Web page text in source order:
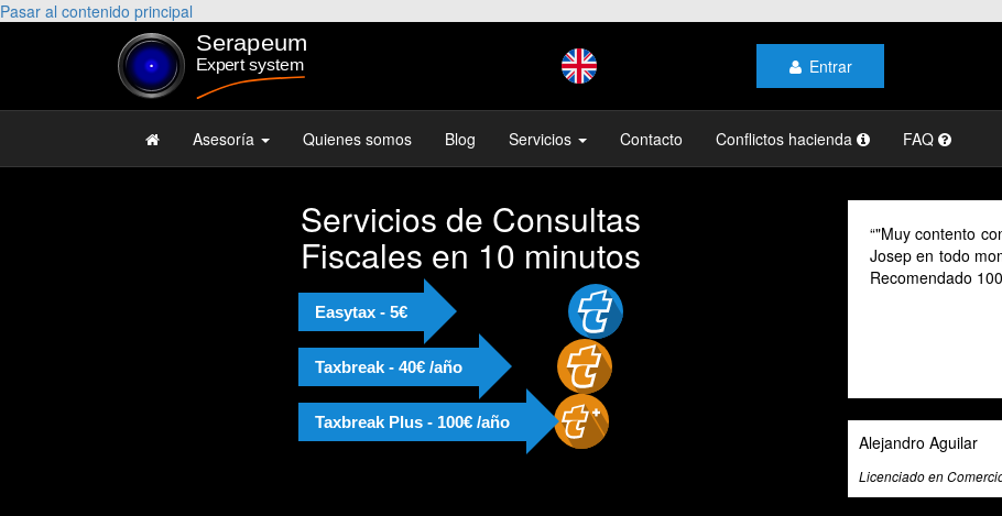
Pasar al contenido principal
Entrar
Asesoría Quienes somos Blog Servicios Contacto Conflictos hacienda FAQ
Servicios de Consultas
Fiscales en 10 minutos
Easytax - 5€
Taxbreak - 40€ /año
Taxbreak Plus - 100€ /año
"Muy contento con el profesionalismo y la atención de
Josep en todo momento, mi gestoría y la de mi familia.
Alejandro Aguilar